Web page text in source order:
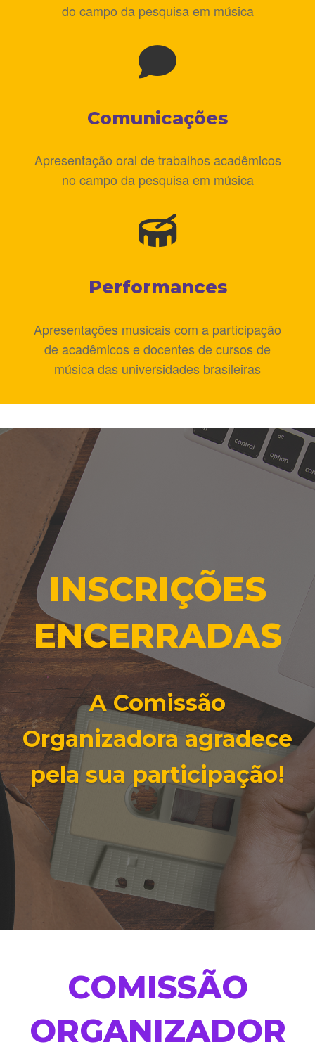
do campo da pesquisa em música
Comunicações
Apresentação oral de trabalhos acadêmicos
no campo da pesquisa em música
Performances
Apresentações musicais com a participação
de acadêmicos e docentes de cursos de
música das universidades brasileiras
INSCRIÇÕES
ENCERRADAS
A Comissão
Organizadora agradece
pela sua participação!
COMISSÃO
ORGANIZADOR